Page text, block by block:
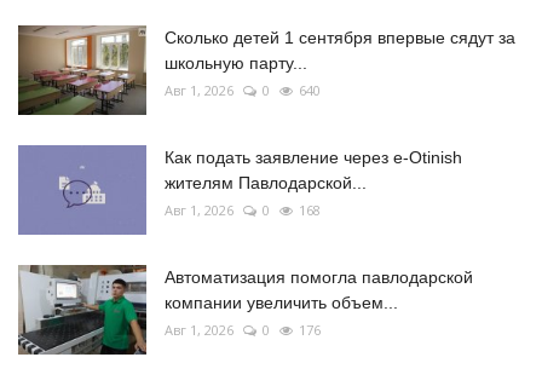
Сколько детей 1 сентября впервые сядут за
школьную парту...
Авг 1, 2026 0 640
Как подать заявление через e-Otinish
жителям Павлодарской...
Авг 1, 2026 0 168
Автоматизация помогла павлодарской
компании увеличить объем...
Авг 1, 2026 0 176